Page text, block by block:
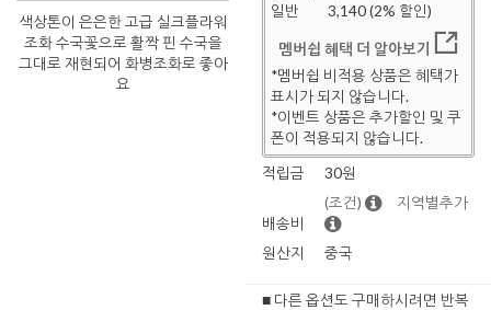
색상톤이 은은한 고급 실크플라워
조화 수국꽃으로 활짝 핀 수국을
그대로 재현되어 화병조화로 좋아
요
일반
3,140 (2% 할인)
멤버쉽 혜택 더 알아보기
*멤버쉽 비적용 상품은 혜택가
표시가 되지 않습니다.
*이벤트 상품은 추가할인 및 쿠
폰이 적용되지 않습니다.
적립금
30원
배송비
(조건) 지역별추가
원산지 중국
■ 다른 옵션도 구매하시려면 반복